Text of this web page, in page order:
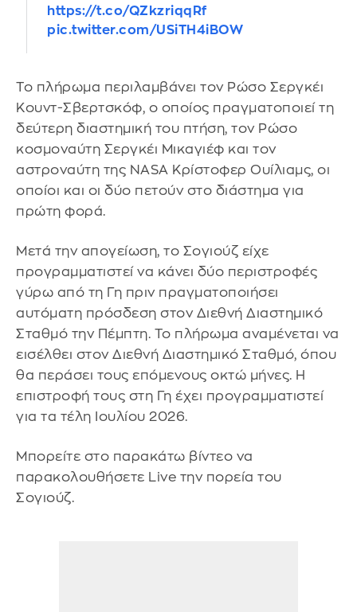
https://t.co/QZkzriqqRf
pic.twitter.com/USiTH4iBOW
Το πλήρωμα περιλαμβάνει τον Ρώσο Σεργκέι
Κουντ-Σβερτσκόφ, ο οποίος πραγματοποιεί τη
δεύτερη διαστημική του πτήση, τον Ρώσο
κοσμοναύτη Σεργκέι Μικαγιέφ και τον
αστροναύτη της NASA Κρίστοφερ Ουίλιαμς, οι
οποίοι και οι δύο πετούν στο διάστημα για
πρώτη φορά.
Μετά την απογείωση, το Σογιούζ είχε
προγραμματιστεί να κάνει δύο περιστροφές
γύρω από τη Γη πριν πραγματοποιήσει
αυτόματη πρόσδεση στον Διεθνή Διαστημικό
Σταθμό την Πέμπτη. Το πλήρωμα αναμένεται να
εισέλθει στον Διεθνή Διαστημικό Σταθμό, όπου
θα περάσει τους επόμενους οκτώ μήνες. Η
επιστροφή τους στη Γη έχει προγραμματιστεί
για τα τέλη Ιουλίου 2026.
Μπορείτε στο παρακάτω βίντεο να
παρακολουθήσετε Live την πορεία του
Σογιούζ.